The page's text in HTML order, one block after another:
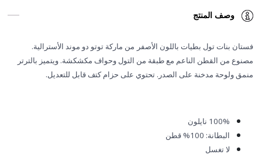
وصف المنتج
فستان بنات تول بطيات باللون الأصفر من ماركة توتو دو موند الأسترالية.
مصنوع من القطن الناعم مع طبقة من التول وحواف مكشكشة. ويتميز بالترتر
منمق ولوحة مدخنة على الصدر. تحتوي على حزام كتف قابل للتعديل.
100% نايلون
البطانة: 100% قطن
لا تغسل